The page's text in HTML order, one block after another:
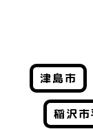
津島市
稲沢市